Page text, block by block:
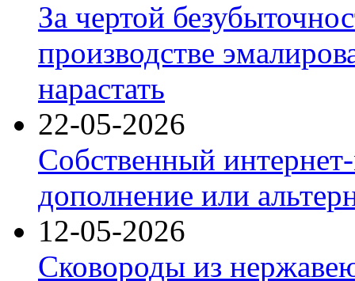
За чертой
производстве
нарастать
22-05-2026
Собственный
дополнение или
12-05-2026
Сковороды из